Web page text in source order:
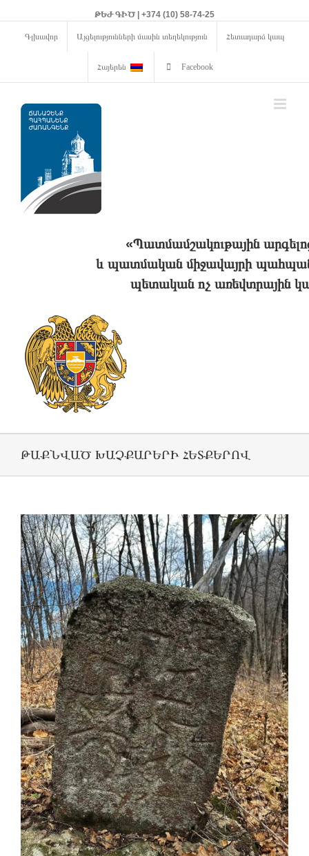
ԹԵԺ ԳԻԾ | +374 (10) 58-74-25
Գլխավոր Այցելությունների մասին տեղեկություն Հետադարձ կապ
Հայերեն Facebook
«Պատմամշակութային
և պատմական միջավայրի
պետական ոչ առեվտրային
ԹԱՔՆՎԱԾ ԽԱՉՔԱՐԵՐԻ ՀԵՏՔԵՐՈՎ
View
Larger
Image